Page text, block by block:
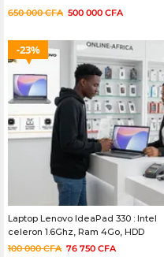
Occasion – 03 mois
650 000CFA 500 000 CFA
23%
Laptop Lenovo IdeaPad 330 : Intel
celeron 1.6Ghz, Ram 4Go, HDD
500Go, écran 15.6″ slim, Mémoire
100 000CFA 76 750 CFA